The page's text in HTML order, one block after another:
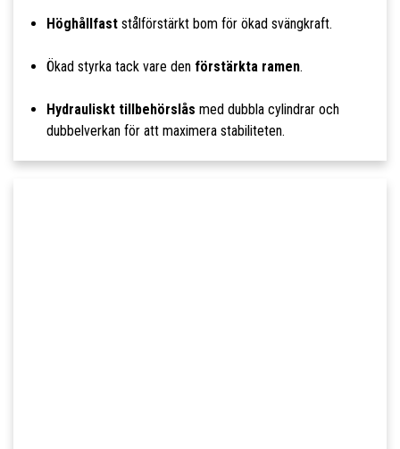
Höghållfaststålförstärkt bom för ökad svängkraft.
Ökad styrka tack vare den förstärkta ramen.
Hydrauliskt tillbehörslås med dubbla cylindrar och
dubbelverkan för att maximera stabiliteten.